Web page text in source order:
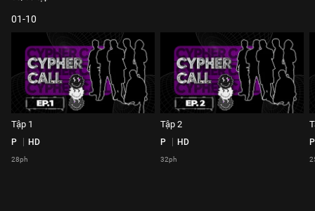
01-10
Tập 1
P HD
28ph
Tập 2
P HD
32ph
P